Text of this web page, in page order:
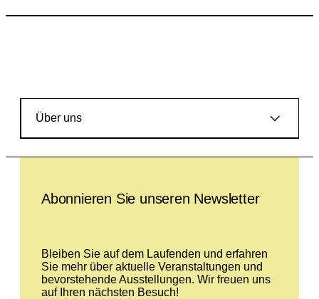
Über uns
Abonnieren Sie unseren Newsletter
Bleiben Sie auf dem Laufenden und erfahren
Sie mehr über aktuelle Veranstaltungen und
bevorstehende Ausstellungen. Wir freuen uns
auf Ihren nächsten Besuch!